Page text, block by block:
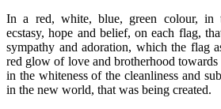
In a red, white, blue, green colour, in
ecstasy, hope and belief, on each flag,
sympathy and adoration, which the flag
red glow of love and brotherhood
in the whiteness of the cleanliness and
in the new world, that was being created.